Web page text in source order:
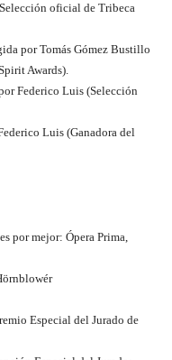
oficial de Tribeca
por Tomás Gómez Bustillo
Awards).
Federico Luis (Selección
Luis (Ganadora del
por mejor: Ópera Prima,
Especial del Jurado de